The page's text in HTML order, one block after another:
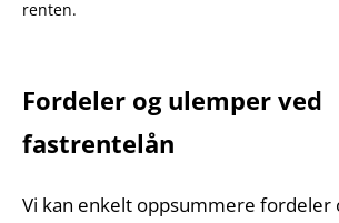
renten.
Fordeler og ulemper ved
fastrentelån
Vi kan enkelt oppsummere fordeler